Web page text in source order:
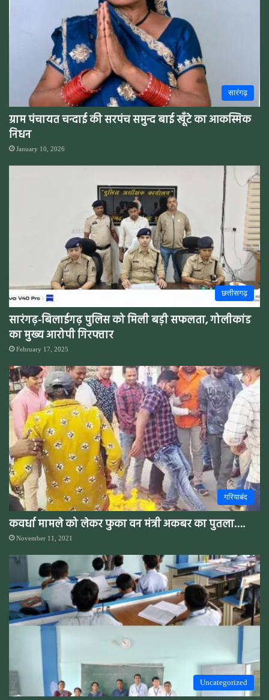
सारंगढ़
ग्राम पंचायत चन्दाई की सरपंच समुन्द बाई खूँटे का आकस्मिक
निधन
January 10, 2026
छत्तीसगढ़
सारंगढ़-बिलाईगढ़ पुलिस को मिली बड़ी सफलता, गोलीकांड
का मुख्य आरोपी गिरफ्तार
February 17, 2025
गरियाबंद
कवर्धा मामले को लेकर फुका वन मंत्री अकबर का पुतला….
November 11, 2021
Uncategorized